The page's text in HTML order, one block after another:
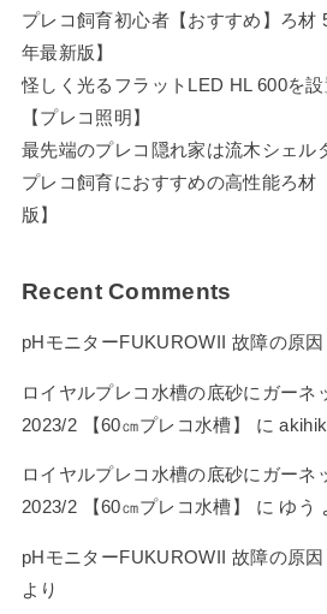
プレコ飼育初心者【おすすめ】ろ材
年最新版】
怪しく光るフラットLED HL 600を
【プレコ照明】
最先端のプレコ隠れ家は流木シェル
プレコ飼育におすすめの高性能ろ材
版】
Recent Comments
pHモニターFUKUROWII 故障の原因
ロイヤルプレコ水槽の底砂にガーネ
2023/2 【60㎝プレコ水槽】
に
ロイヤルプレコ水槽の底砂にガーネ
2023/2 【60㎝プレコ水槽】
に ゆう
pHモニターFUKUROWII 故障の原因
より